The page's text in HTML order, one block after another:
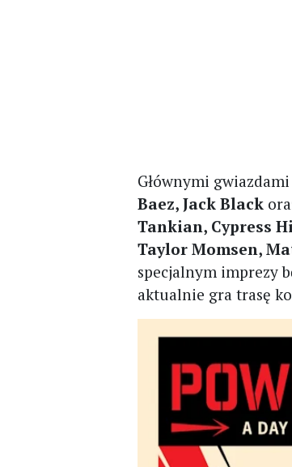
Głównymi
Baez, Jack Black
Tankian, Cypress
Taylor Momsen,
specjalnym imprezy
aktualnie gra trasę